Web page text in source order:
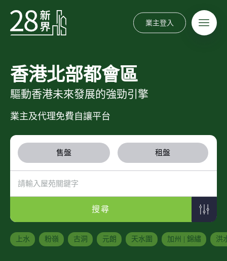
業主登入
香港北部都會區
驅動香港未來發展的強勁引擎
業主及代理免費自讓平台
售盤 租盤
搜尋
上水 粉嶺 古洞 元朗 天水圍 加州 | 錦繡 洪